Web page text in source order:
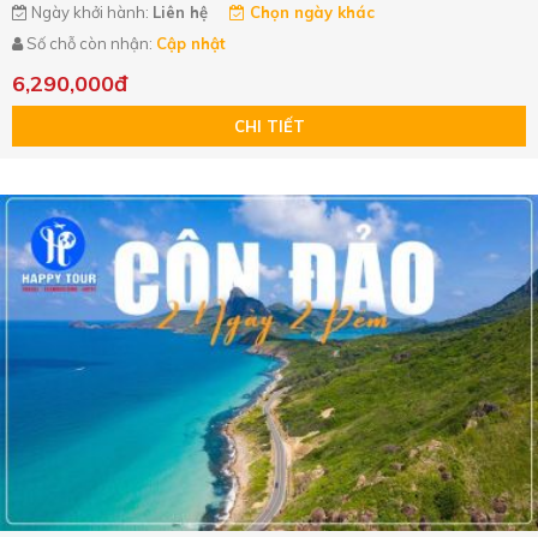
Ngày khởi hành: Liên hệ
Chọn ngày khác
Số chỗ còn nhận: Cập nhật
6,290,000đ
CHI TIẾT